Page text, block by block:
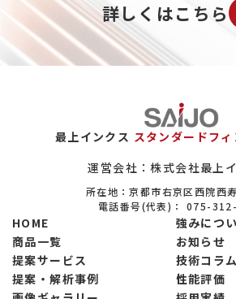
詳しくはこちら
最上インクス スタンダードフ
運営会社：株式会社最上
所在地：京都市右京区西院西
電話番号(代表)：075-
HOME
強みにつ
商品一覧
お知らせ
提案サービス
技術コラム
提案・解析事例
性能評価